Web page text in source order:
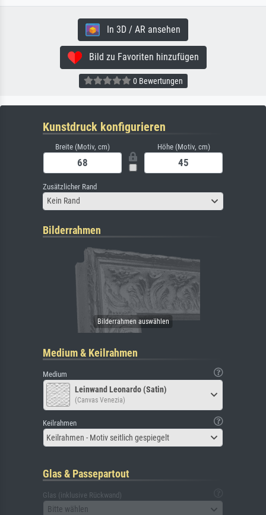
In 3D / AR ansehen
Bild zu Favoriten hinzufügen
0 Bewertungen
Kunstdruck konfigurieren
Breite (Motiv, cm) Höhe (Motiv, cm)
Zusätzlicher Rand
Kein Rand
Bilderrahmen
Medium & Keilrahmen
Medium
Leinwand Leonardo (Satin)
(Canvas Venezia)
Keilrahmen
Keilrahmen - Motiv seitlich gespiegelt
Glas & Passepartout
Glas (inklusive Rückwand)
Bitte wählen